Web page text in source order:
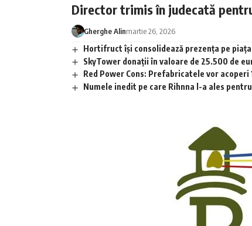
Director trimis în judecată
Gherghe Alinmartie 26, 2026
Hortifruct își consolidează prezența pe
SkyTower donații în valoare de 25.500 de
Red Power Cons: Prefabricatele vor
Numele inedit pe care Rihnna l-a ales